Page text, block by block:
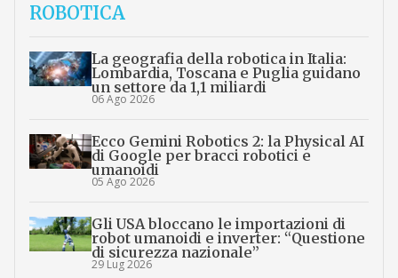
ROBOTICA
La geografia della robotica in Italia:
Lombardia, Toscana e Puglia guidano
un settore da 1,1 miliardi
06 Ago 2026
Ecco Gemini Robotics 2: la Physical AI
di Google per bracci robotici e
umanoidi
05 Ago 2026
Gli USA bloccano le importazioni di
robot umanoidi e inverter: “Questione
di sicurezza nazionale”
29 Lug 2026